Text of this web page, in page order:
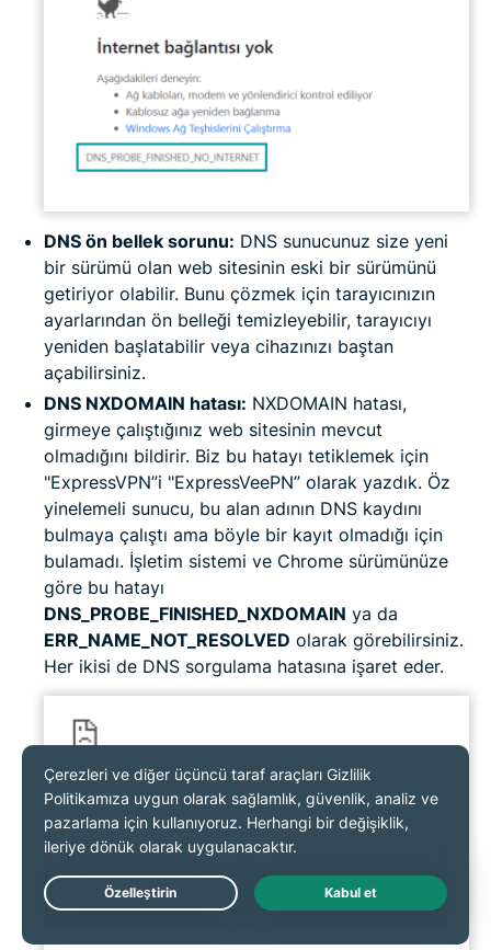
DNS ön bellek sorunu: DNS sunucunuz size yeni
bir sürümü olan web sitesinin eski bir sürümünü
getiriyor olabilir. Bunu çözmek için tarayıcınızın
ayarlarından ön belleği temizleyebilir, tarayıcıyı
yeniden başlatabilir veya cihazınızı baştan
açabilirsiniz.
DNS NXDOMAIN hatası: NXDOMAIN hatası,
girmeye çalıştığınız web sitesinin mevcut
olmadığını bildirir. Biz bu hatayı tetiklemek için
"ExpressVPN”i "ExpressVeePN” olarak yazdık. Öz
yinelemeli sunucu, bu alan adının DNS kaydını
bulmaya çalıştı ama böyle bir kayıt olmadığı için
bulamadı. İşletim sistemi ve Chrome sürümünüze
göre bu hatayı
DNS_PROBE_FINISHED_NXDOMAIN ya da
ERR_NAME_NOT_RESOLVED olarak görebilirsiniz.
Her ikisi de DNS sorgulama hatasına işaret eder.
Live Chat